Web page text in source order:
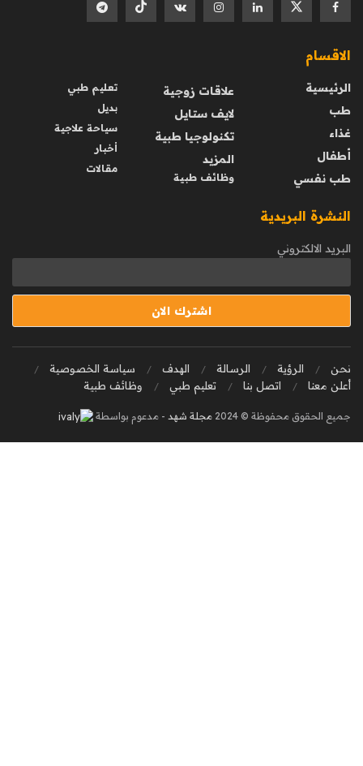
الاقسام
الرئيسية
طب
غذاء
أطفال
طب نفسي
علاقات زوجية
لايف ستايل
تكنولوجيا طبية
المزيد
وظائف طبية
تعليم طبي
بديل
سياحة علاجية
أخبار
مقالات
النشرة البريدية
البريد الالكتروني
نحن الرؤية الرسالة الهدف
سياسة الخصوصية
أعلن معنا
اتصل بنا تعليم طبي وظائف طبية
جميع الحقوق محفوظة © 2024 مجلة شهد - مدعوم بواسطة